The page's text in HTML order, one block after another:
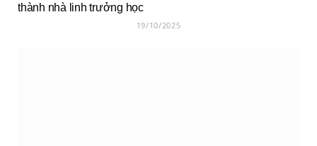
thành nhà linh trưởng học
19/10/2025